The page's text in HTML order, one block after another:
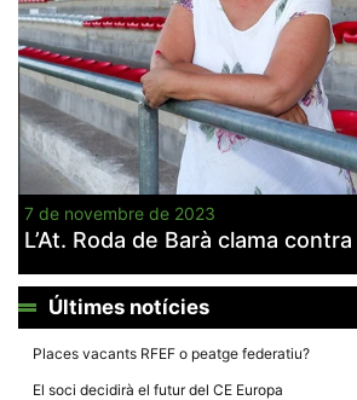
7 de novembre de 2023
L’At. Roda de Barà clama contra
Últimes notícies
Places vacants RFEF o peatge federatiu?
El soci decidirà el futur del CE Europa